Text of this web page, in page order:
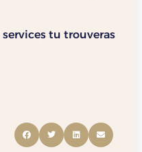
tu trouveras